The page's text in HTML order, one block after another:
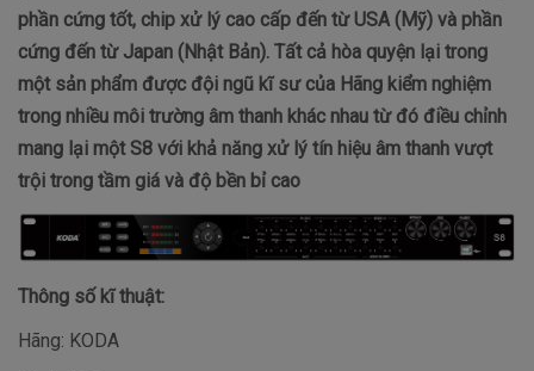
phần cứng tốt, chip xử lý cao cấp đến từ USA (Mỹ) và phần
cứng đến từ Japan (Nhật Bản). Tất cả hòa quyện lại trong
một sản phẩm được đội ngũ kĩ sư của Hãng kiểm nghiệm
trong nhiều môi trường âm thanh khác nhau từ đó điều chỉnh
mang lại một S8 với khả năng xử lý tín hiệu âm thanh vượt
trội trong tầm giá và độ bền bỉ cao
Thông số kĩ thuật:
Hãng: KODA